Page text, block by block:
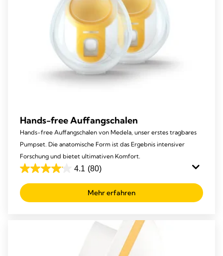
Hands-free Auffangschalen
Hands-free Auffangschalen von Medela, unser erstes tragbares
Pumpset. Die anatomische Form ist das Ergebnis intensiver
Forschung und bietet ultimativen Komfort.
4.1 (80)
4.1
von
5
Mehr erfahren